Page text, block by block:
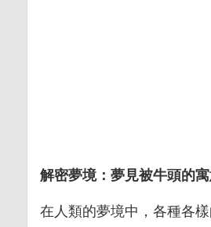
解密夢境：夢見被牛頭的
在人類的夢境中，各種各